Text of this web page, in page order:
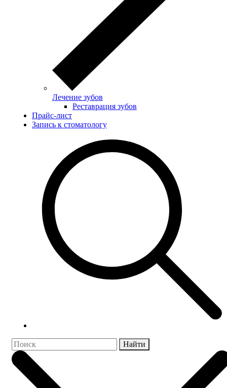
Лечение зубов
Реставрация зубов
Прайс-лист
Запись к стоматологу
Найти